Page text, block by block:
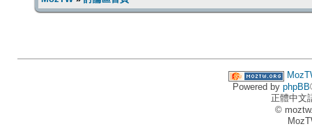
Powered by phpBB
正體中文
©